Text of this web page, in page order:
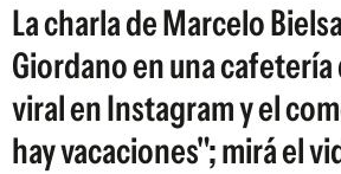
La charla de Marcelo
Giordano en una cafetería
viral en Instagram y el
hay vacaciones"; mirá el